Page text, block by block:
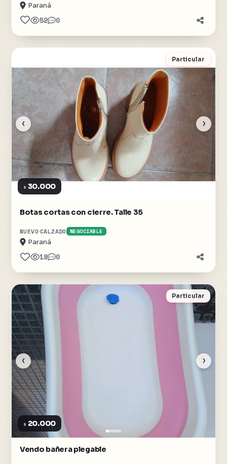
Paraná
52 0
‹ ›
Particular
$ 30.000
Botas cortas con cierre. Talle 35
NUEVO CALZADO NEGOCIABLE
Paraná
18 0
‹ ›
Particular
$ 20.000
Vendo bañera plegable